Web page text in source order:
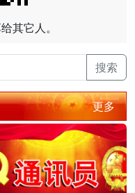
其它人。
搜索
更多